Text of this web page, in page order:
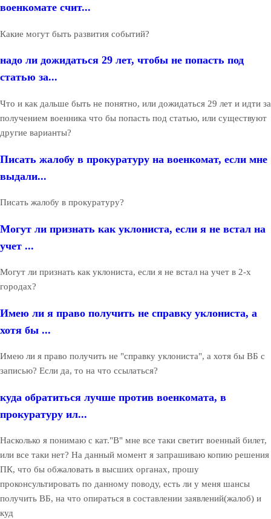
военкомате счит...
Какие могут быть развития событий?
надо ли дожидаться 29 лет, чтобы не попасть под
статью за...
Что и как дальше быть не понятно, или дожидаться 29 лет и идти за
получением военника что бы попасть под статью, или существуют
другие варианты?
Писать жалобу в прокуратуру на военкомат, если мне
выдали...
Писать жалобу в прокуратуру?
Могут ли признать как уклониста, если я не встал на
учет ...
Могут ли признать как уклониста, если я не встал на учет в 2-х
городах?
Имею ли я право получить не справку уклониста, а
хотя бы ...
Имею ли я право получить не "справку уклониста", а хотя бы ВБ с
записью? Если да, то на что ссылаться?
куда обратиться лучше против военкомата, в
прокуратуру ил...
Насколько я понимаю с кат."В" мне все таки светит военный билет,
или все таки нет? На данный момент я запрашиваю копию решения
ПК, что бы обжаловать в высших органах, прошу
проконсультировать по данному поводу, есть ли у меня шансы
получить ВБ, на что опираться в составлении заявлений(жалоб) и
куд